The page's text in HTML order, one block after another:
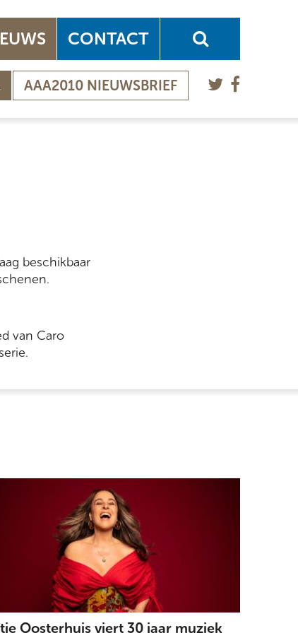
CONTACT
AAA2010 NIEUWSBRIEF
beschikbaar
van Caro
Oosterhuis viert 30 jaar muziek